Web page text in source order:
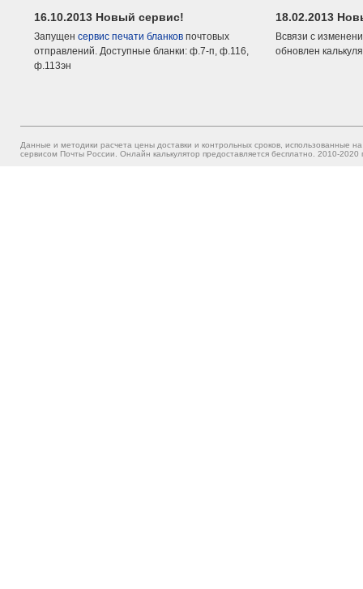
16.10.2013 Новый сервис!
Запущен сервис печати бланков почтовых
отправлений. Доступные бланки: ф.7-п, ф.116,
ф.113эн
18.02.2013
Всвязи с
обновлен
Данные и методики расчета цены доставки и контрольных сроков, использованные
сервисом Почты России. Онлайн калькулятор предоставляется бесплатно. 2010-2020